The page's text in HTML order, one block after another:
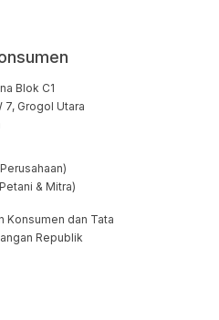
Blok C1
7, Grogol Utara
& Mitra)
Konsumen dan Tata
Republik